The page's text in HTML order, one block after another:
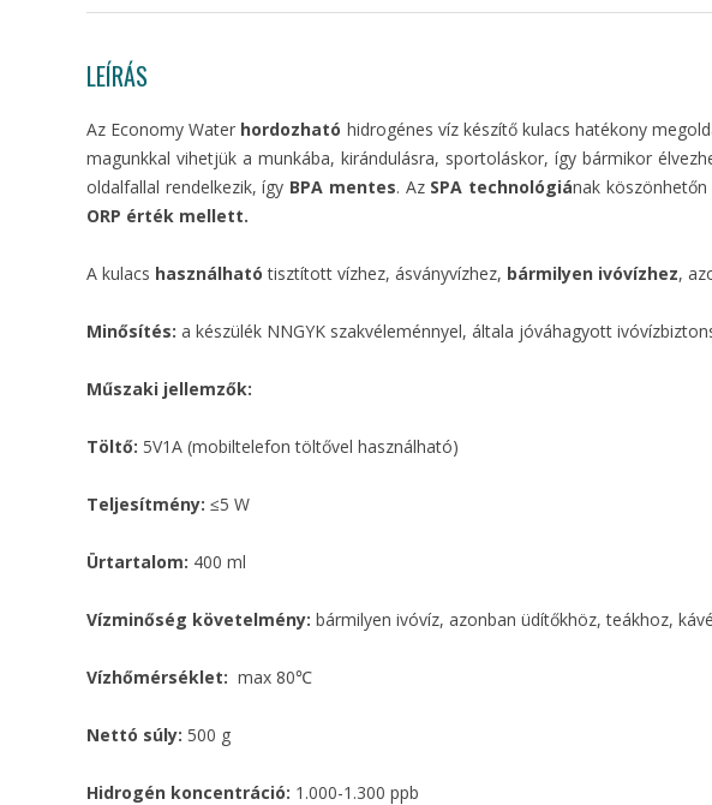
LEÍRÁS
Az Economy Water hordozható hidrogénes víz készítő kulacs hatékony
magunkkal vihetjük a munkába, kirándulásra, sportoláskor, így bármikor
oldalfallal rendelkezik, így BPA mentes. Az SPA technológiának
ORP érték mellett.
A kulacs használható tisztított vízhez, ásványvízhez, bármilyen ivóvízhez,
Minősítés: a készülék NNGYK szakvéleménnyel, általa jóváhagyott
Műszaki jellemzők:
Töltő: 5V1A (mobiltelefon töltővel használható)
Teljesítmény: ≤5 W
Ürtartalom: 400 ml
Vízminőség követelmény: bármilyen ivóvíz, azonban üdítőkhöz, teákhoz,
Vízhőmérséklet: max 80℃
Nettó súly: 500 g
Hidrogén koncentráció: 1.000-1.300 ppb